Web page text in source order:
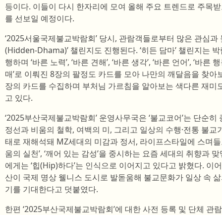
등이다. 이들이 다시 한자리에 모여 올해 주요 트렌드로 주목받
를 선보일 예정이다.
‘2025서울국제불교박람회’ 당시, 관람객들로부터 많은 관심
(Hidden-Dhama)’ 챌린지도 진행된다. ‘히든 담마’ 챌린지는
행하며 ‘바른 노력’, ‘바른 견해’, ‘바른 생각’, ‘바른 언어’, ‘바른
매’로 이뤄진 8장의 팔정도 카드를 모아 나만의 깨달음을 찾아
장의 카드를 수집하며 부처님 가르침을 알아보는 색다른 재미
고 있다.
‘2025부산국제불교박람회’ 운영사무국은 ‘불교코어’는 단순
정선과 비움의 철학, 여백의 미, 그리고 일상의 수행·전통 불
태로 재해석돼 MZ세대의 미감과 정서, 라이프스타일에 스며들
움의 실천’, ‘깨어 있는 감성’을 중시하는 요즘 세대의 취향과
에게는 ‘힙(Hip)하다’는 인식으로 이어지고 있다고 밝혔다. 이
산이 국제 명상 웰니스 도시로 발돋움해 불교문화가 일상 속
기를 기대한다고 덧붙였다.
한편 ‘2025부산국제불교박람회’에 대한 사전 등록 및 단체 관